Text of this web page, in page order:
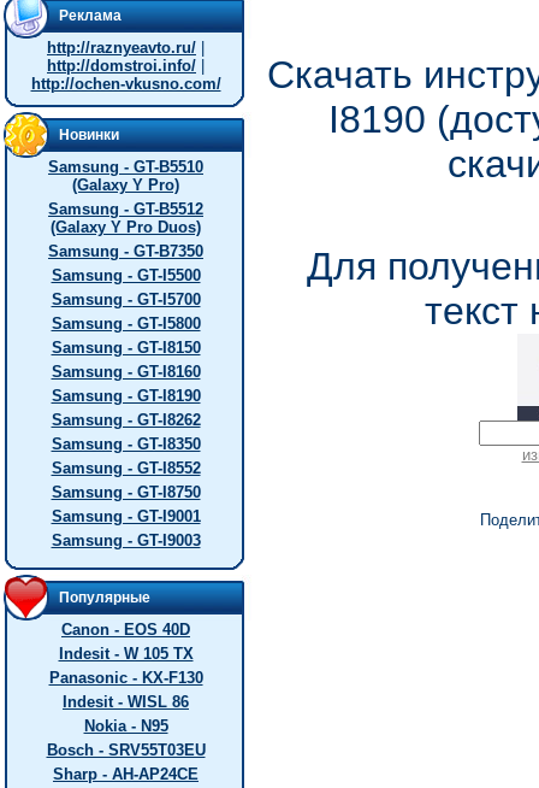
Реклама
http://raznyeavto.ru/
http://domstroi.info/
http://ochen-vkusno.com/
Новинки
Samsung - GT-B5510
(Galaxy Y Pro)
Samsung - GT-B5512
(Galaxy Y Pro Duos)
Samsung - GT-B7350
Samsung - GT-I5500
Samsung - GT-I5700
Samsung - GT-I5800
Samsung - GT-I8150
Samsung - GT-I8160
Samsung - GT-I8190
Samsung - GT-I8262
Samsung - GT-I8350
Samsung - GT-I8552
Samsung - GT-I8750
Samsung - GT-I9001
Samsung - GT-I9003
Популярные
Canon - EOS 40D
Indesit - W 105 TX
Panasonic - KX-F130
Indesit - WISL 86
Nokia - N95
Bosch - SRV55T03EU
Sharp - AH-AP24CE
Скачать
I8190
Для
текст